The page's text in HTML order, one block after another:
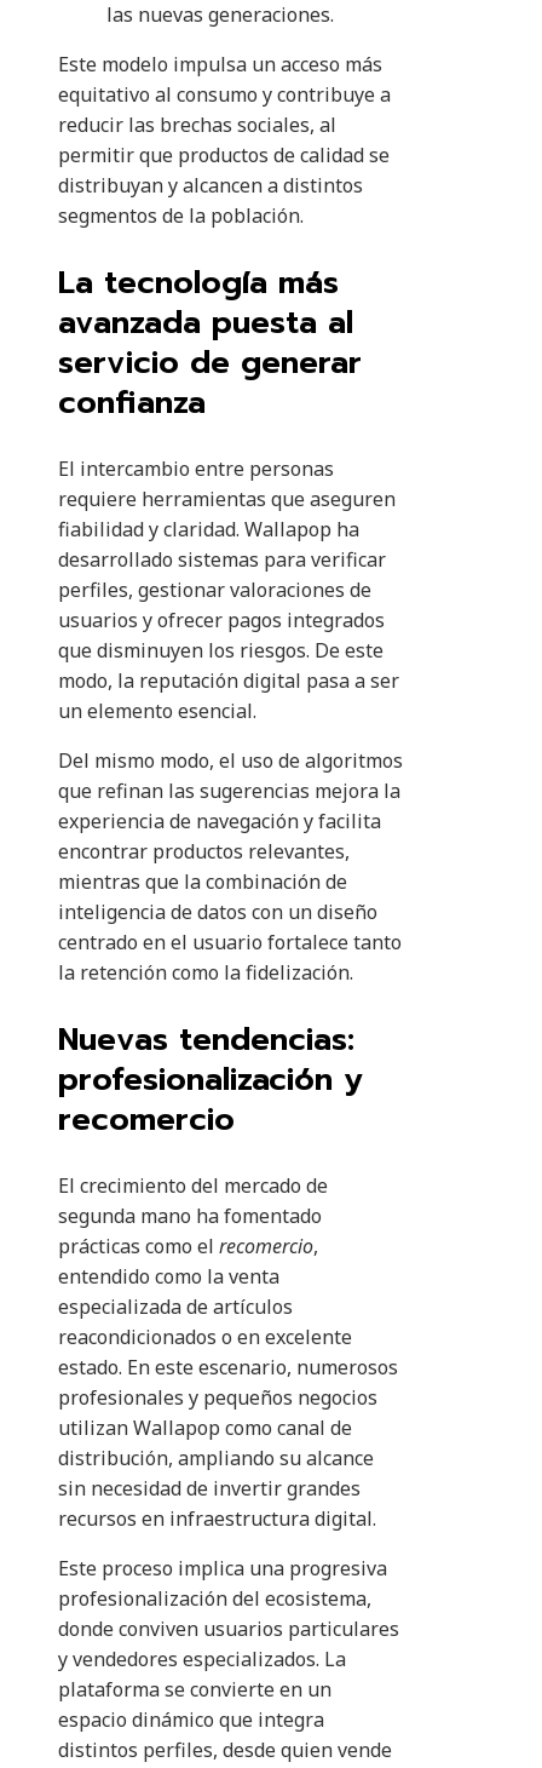
las nuevas generaciones.
Este modelo impulsa un acceso más
equitativo al consumo y contribuye a
reducir las brechas sociales, al
permitir que productos de calidad se
distribuyan y alcancen a distintos
segmentos de la población.
La tecnología más
avanzada puesta al
servicio de generar
confianza
El intercambio entre personas
requiere herramientas que aseguren
fiabilidad y claridad. Wallapop ha
desarrollado sistemas para verificar
perfiles, gestionar valoraciones de
usuarios y ofrecer pagos integrados
que disminuyen los riesgos. De este
modo, la reputación digital pasa a ser
un elemento esencial.
Del mismo modo, el uso de algoritmos
que refinan las sugerencias mejora la
experiencia de navegación y facilita
encontrar productos relevantes,
mientras que la combinación de
inteligencia de datos con un diseño
centrado en el usuario fortalece tanto
la retención como la fidelización.
Nuevas tendencias:
profesionalización y
recomercio
El crecimiento del mercado de
segunda mano ha fomentado
prácticas como el recomercio,
entendido como la venta
especializada de artículos
reacondicionados o en excelente
estado. En este escenario, numerosos
profesionales y pequeños negocios
utilizan Wallapop como canal de
distribución, ampliando su alcance
sin necesidad de invertir grandes
recursos en infraestructura digital.
Este proceso implica una progresiva
profesionalización del ecosistema,
donde conviven usuarios particulares
y vendedores especializados. La
plataforma se convierte en un
espacio dinámico que integra
distintos perfiles, desde quien vende